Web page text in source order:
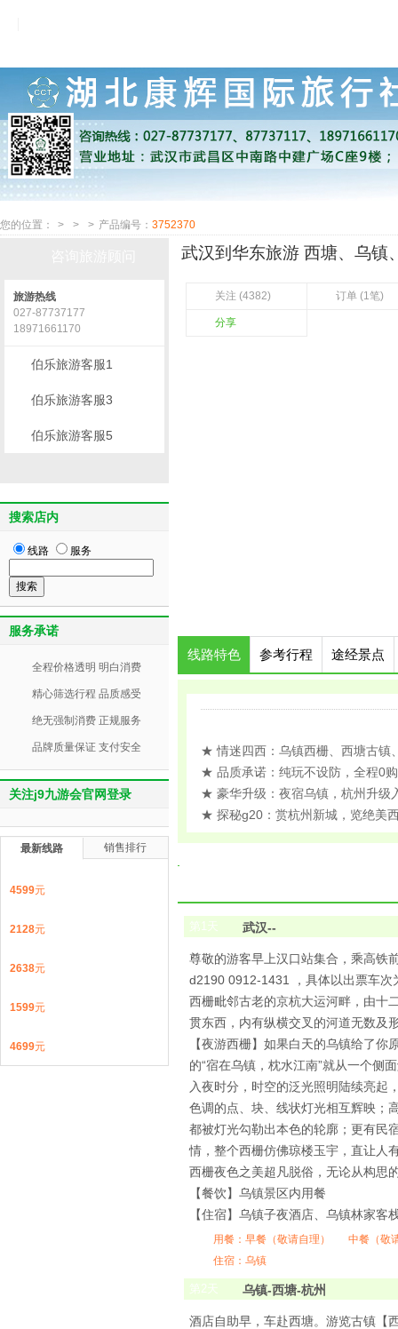
您的位置： > > > 产品编号： 3752370
武汉到华东旅游 西塘、乌镇
关注 (4382) 订单 (1笔)
分享
线路特色 参考行程 途经景点
★ 情迷四西：乌镇西栅、西塘古镇
★ 品质承诺：纯玩不设防，全程0
★ 豪华升级：夜宿乌镇，杭州升
★ 探秘g20：赏杭州新城，览绝美
第1天 武汉--
尊敬的游客早上汉口站集合，乘高铁
d2190 0912-1431 ，具体以出票车次
西栅毗邻古老的京杭大运河畔，由十
贯东西，内有纵横交叉的河道无数及
【夜游西栅】如果白天的乌镇给了
的“宿在乌镇，枕水江南”就从一个侧
入夜时分，时空的泛光照明陆续亮起
色调的点、块、线状灯光相互辉映；
都被灯光勾勒出本色的轮廓；更有民
情，整个西栅仿佛琼楼玉宇，直让人
西栅夜色之美超凡脱俗，无论从构思
【餐饮】乌镇景区内用餐
【住宿】乌镇子夜酒店、乌镇林家
用餐： 早餐（敬请自理）
中餐（敬
住宿：乌镇
第2天 乌镇-西塘-杭州
酒店自助早，车赴西塘。游览古镇【
旅游热线
027-87737177
18971661170
伯乐旅游客服1
伯乐旅游客服3
伯乐旅游客服5
搜索店内
线路 服务
服务承诺
全程价格透明 明白消费
精心筛选行程 品质感受
绝无强制消费 正规服务
品牌质量保证 支付安全
关注j9九游会官网登录
最新线路 销售排行
4599元
2128元
2638元
1599元
4699元